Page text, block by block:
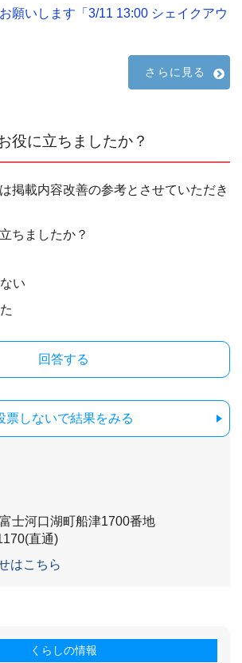
願いします「3/11 13:00 シェイクアウ
さらに見る
役に立ちましたか？
掲載内容改善の参考とさせていただき
ちましたか？
い
票しないで結果をみる
士河口湖町船津1700番地
直通)
はこちら
くらしの情報